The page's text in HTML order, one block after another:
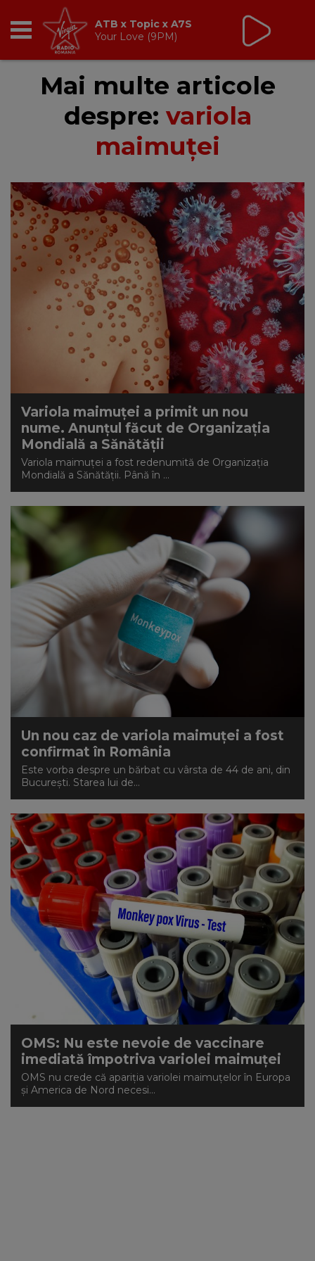
RADIO
BREAKFAST
CÂȘTIGĂ
HOT 30
DANCEFLOOR CHART
RADIO ACADEMY
CONTUL MEU
ATB x Topic x A7S
Your Love (9PM)
Mai multe articole
despre: variola
maimuței
Variola maimuței a primit un nou
nume. Anunțul făcut de Organizația
Mondială a Sănătății
Variola maimuței a fost redenumită de Organizația
Mondială a Sănătății. Până în ...
Un nou caz de variola maimuței a fost
confirmat în România
Este vorba despre un bărbat cu vârsta de 44 de ani, din
București. Starea lui de...
OMS: Nu este nevoie de vaccinare
imediată împotriva variolei maimuţei
OMS nu crede că apariţia variolei maimuţelor în Europa
şi America de Nord necesi...